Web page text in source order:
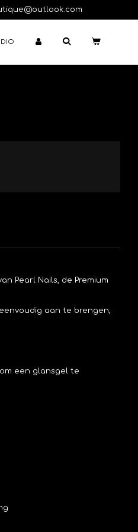
Pearl Nails, de Premium
aan te brengen,
een glansgel te